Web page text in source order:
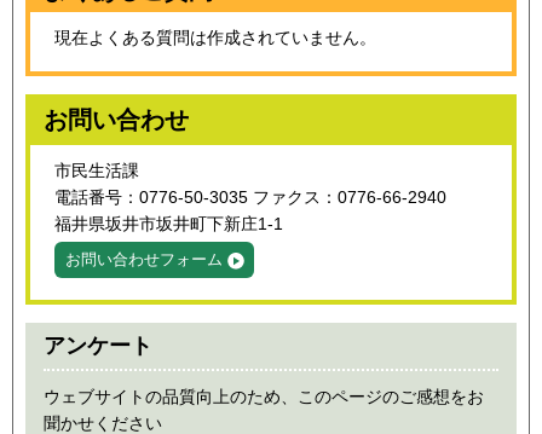
現在よくある質問は作成されていません。
お問い合わせ
市民生活課
電話番号：0776-50-3035 ファクス：0776-66-2940
福井県坂井市坂井町下新庄1-1
お問い合わせフォーム
アンケート
ウェブサイトの品質向上のため、このページのご感想をお
聞かせください